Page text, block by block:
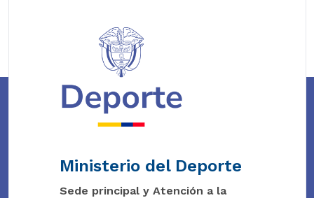
Ministerio del Deporte
Sede principal y Atención a la